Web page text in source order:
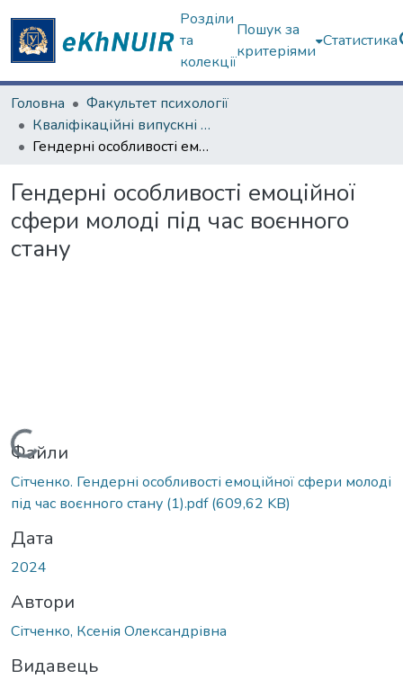
Розділи
та
колекції
Пошук за
критеріями
Статистика
Головна
Факультет психології
Кваліфікаційні випускні роботи бакалаврів. Факультет психології
Гендерні особливості емоційної сфери молоді під час воєнного стану
Гендерні особливості емоційної
сфери молоді під час воєнного
стану
Вантажиться...
Файли
Сітченко. Гендерні особливості емоційної сфери молоді
під час воєнного стану (1).pdf(609,62 KB)
Дата
2024
Автори
Сітченко, Ксенія Олександрівна
Видавець